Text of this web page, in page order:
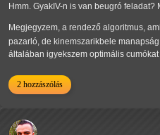
Hmm. GyakIV-n is van beugró feladat?
Megjegyzem, a rendező algoritmus,
pazarló, de kinemszarikbele
általában igyekszem optimális
2 hozzászólás